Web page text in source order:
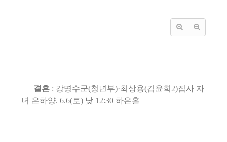
결혼 : 강명수군(청년부)·최상용(김윤희 2)집사 자
녀 은하양. 6.6(토) 낮 12:30 하은홀